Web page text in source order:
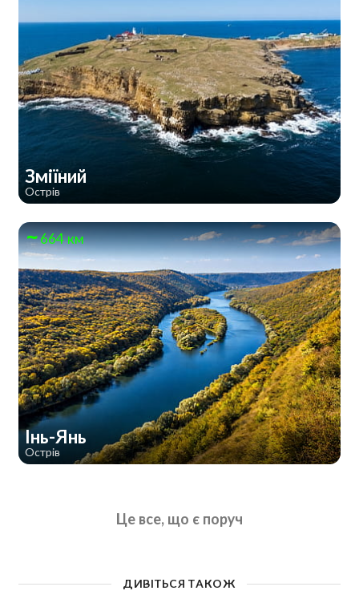
Зміїний
Острів
664 км
Інь-Янь
Острів
Це все, що є поруч
ДИВІТЬСЯ ТАКОЖ